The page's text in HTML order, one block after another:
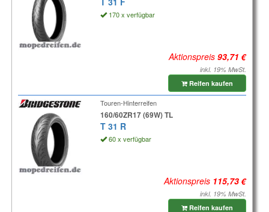
170 x verfügbar
Aktionspreis
inkl. 19% MwSt.
Reifen kaufen
Touren-Hinterreifen
160/60ZR17 (69W) TL
T 31 R
60 x verfügbar
Aktionspreis
inkl. 19% MwSt.
Reifen kaufen